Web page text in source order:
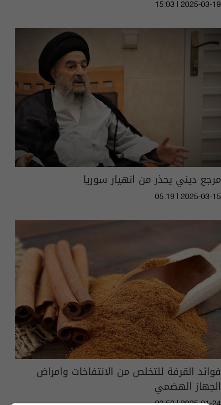
15:03 | 2025-03-19
مرجع ديني يحذر من انهيار سوريا
05:19 | 2025-03-15
فوائد القرفة للتخلص من الانتفاخات وامراض
الجهاز الهضمي